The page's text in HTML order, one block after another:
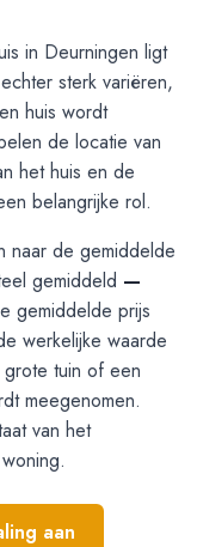
in Deurningen ligt
sterk variëren,
huis wordt
de locatie van
het huis en de
belangrijke rol.
naar de gemiddelde
gemiddeld —
gemiddelde prijs
werkelijke waarde
tuin of een
meegenomen.
van het
aan